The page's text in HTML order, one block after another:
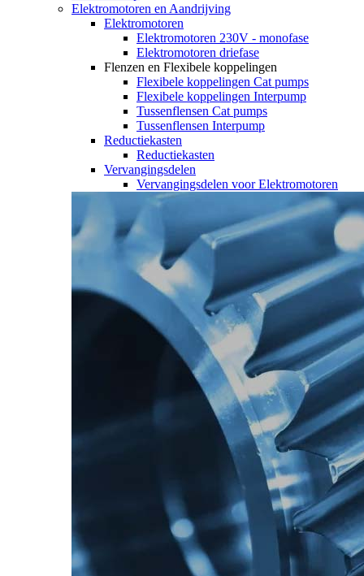
Elektromotoren en Aandrijving
Elektromotoren
Elektromotoren 230V - monofase
Elektromotoren driefase
Flenzen en Flexibele koppelingen
Flexibele koppelingen Cat pumps
Flexibele koppelingen Interpump
Tussenflensen Cat pumps
Tussenflensen Interpump
Reductiekasten
Reductiekasten
Vervangingsdelen
Vervangingsdelen voor Elektromotoren